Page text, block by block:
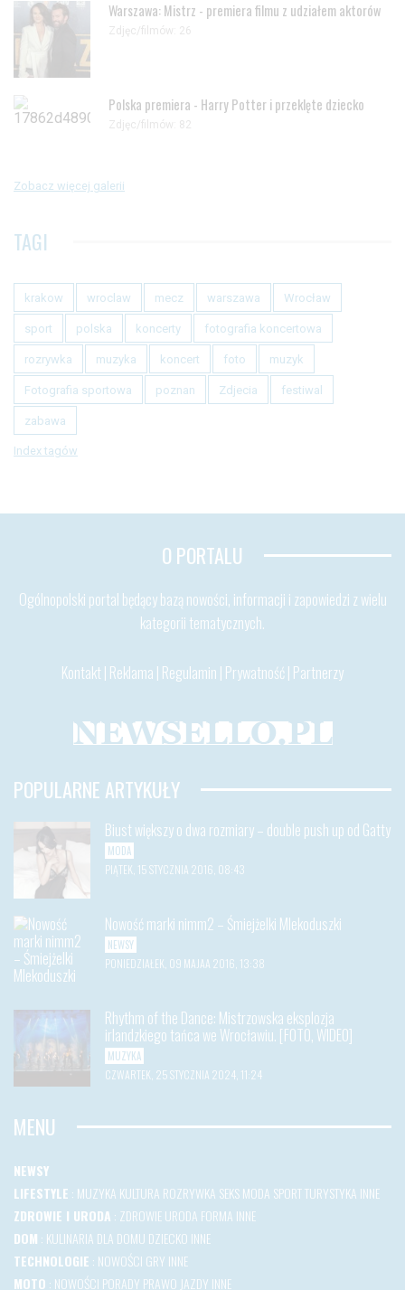
Warszawa: Mistrz - premiera filmu z udziałem aktorów
Zdjęc/filmów: 26
Polska premiera - Harry Potter i przeklęte dziecko
Zdjęc/filmów: 82
Zobacz więcej galerii
TAGI
krakow wroclaw mecz warszawa Wrocław
sport polska koncerty fotografia koncertowa
rozrywka muzyka koncert foto muzyk
Fotografia sportowa poznan Zdjecia festiwal
zabawa
Index tagów
O PORTALU
Ogólnopolski portal będący bazą nowości, informacji i zapowiedzi z wielu
kategorii tematycznych.
Kontakt | Reklama | Regulamin | Prywatność| Partnerzy
POPULARNE ARTYKUŁY
Biust większy o dwa rozmiary – double push up od Gatty
MODA
PIĄTEK, 15 STYCZNIA 2016, 08:43
Nowość marki nimm2 – Śmiejżelki Mlekoduszki
NEWSY
PONIEDZIAŁEK, 09 MAJAA 2016, 13:38
Rhythm of the Dance: Mistrzowska eksplozja
irlandzkiego tańca we Wrocławiu. [FOTO, WIDEO]
MUZYKA
CZWARTEK, 25 STYCZNIA 2024, 11:24
MENU
NEWSY
LIFESTYLE : MUZYKA KULTURA ROZRYWKA SEKSMODA SPORTTURYSTYKA INNE
ZDROWIE I URODA : ZDROWIEURODA FORMA INNE
DOM : KULINARIA DLA DOMU DZIECKO INNE
TECHNOLOGIE : NOWOŚCI GRY INNE
MOTO : NOWOŚCI PORADY PRAWO JAZDY INNE